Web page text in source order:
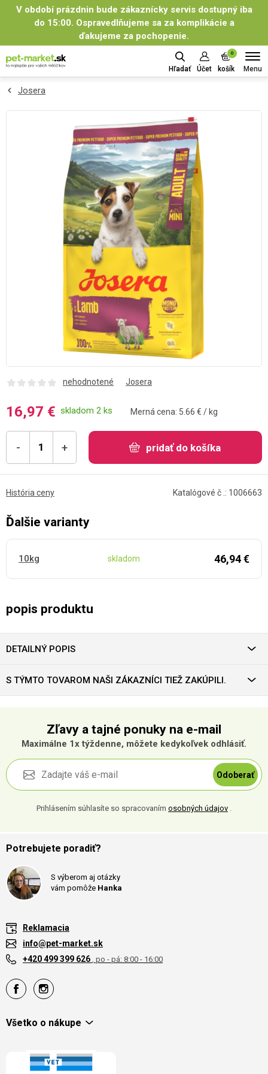
V období prázdnin bude zákaznícky servis dostupný iba
do 15:00. Ospravedlňujeme sa za komplikácie a
ďakujeme za pochopenie.
Hľadať Účet
0
košík Menu
Josera
nehodnotené Josera
popis produktu
16,97 € skladom 2 ks Merná cena: 5.66 € / kg
- + pridať do košíka
História ceny Katalógové č .: 1006663
Ďalšie varianty
10kg skladom 46,94 €
DETAILNÝ POPIS
S TÝMTO TOVAROM NAŠI ZÁKAZNÍCI TIEŽ ZAKÚPILI.
Zľavy a tajné ponuky na e-mail
Maximálne 1x týždenne, môžete kedykoľvek odhlásiť.
Odoberať
Prihlásením súhlasíte so spracovaním osobných údajov .
Potrebujete poradiť?
S výberom aj otázky
vám pomôže Hanka
Reklamacia
info@pet-market.sk
+420 499 399 626 , po - pá: 8:00 - 16:00
Všetko o nákupe